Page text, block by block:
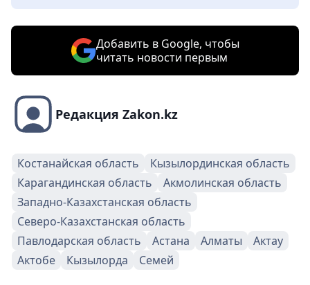
Добавить в Google, чтобы
читать новости первым
Редакция Zakon.kz
Костанайская область
Кызылординская область
Карагандинская область
Акмолинская область
Западно-Казахстанская область
Северо-Казахстанская область
Павлодарская область
Астана Алматы
Актау
Актобе
Кызылорда Семей